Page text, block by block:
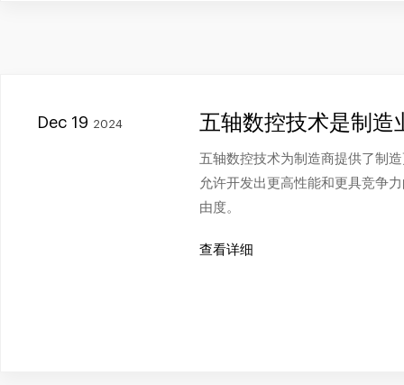
Dec 19 2024 五轴数控技术是制造
五轴数控技术为制造商提供了制
允许开发出更高性能和更具竞争
由度。
查看详细